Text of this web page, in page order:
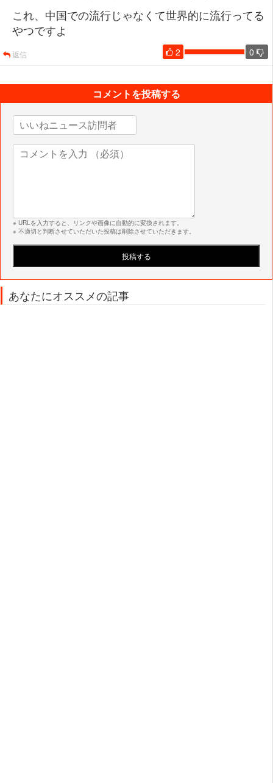
これ、中国での流行じゃなくて世界的に流行ってる
やつですよ
2 0
返信
コメントを投稿する
※ URLを入力すると、リンクや画像に自動的に変換されます。
※ 不適切と判断させていただいた投稿は削除させていただきます。
あなたにオススメの記事